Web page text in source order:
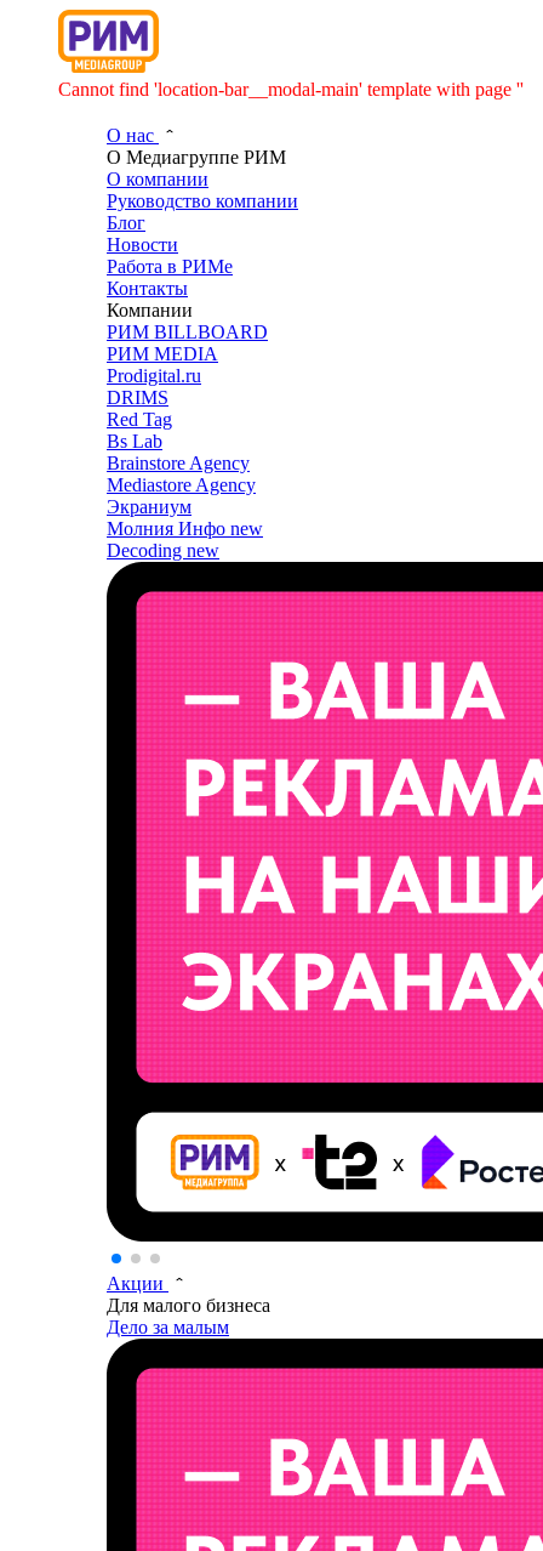
Cannot find 'location-bar__modal-main' template with page ''
О нас
О Медиагруппе РИМ
О компании
Руководство компании
Блог
Новости
Работа в РИМе
Контакты
Компании
РИМ BILLBOARD
РИМ MEDIA
Prodigital.ru
DRIMS
Red Tag
Bs Lab
Brainstore Agency
Mediastore Agency
Экраниум
Молния Инфо new
Decoding new
Акции
Для малого бизнеса
Дело за малым